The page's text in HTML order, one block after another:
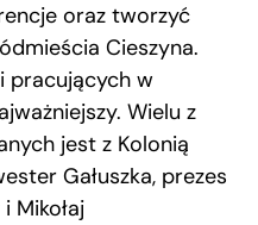
oraz tworzyć
Cieszyna.
pracujących w
Wielu z
jest z Kolonią
Gałuszka, prezes
Mikołaj